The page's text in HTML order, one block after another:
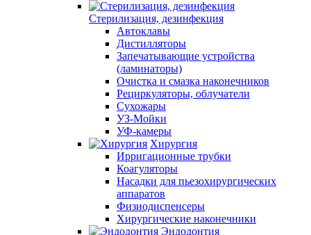
Стерилизация, дезинфекция
Автоклавы
Дистилляторы
Запечатывающие устройства
(ламинаторы)
Очистка и смазка наконечников
Рециркуляторы, облучатели
Сухожары
УЗ-Мойки
УФ-камеры
Хирургия
Ирригационные трубки
Коагуляторы
Насадки для пьезохирургических
аппаратов
Физиодиспенсеры
Хирургические наконечники
Эндодонтия